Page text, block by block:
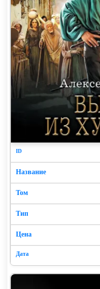
произнесено ни
срочно нужны
любопытно, чем этот
с ума не сходил –
А в голове опять
– Судя по вашему
мыслеречью. Но вы
кивните.
Ну что делать –
сказать – скажите
языке – я пойму.
– Не сказать, а
здесь
естественные.
– Разумеется, и я
ответить.
выслушаете меня